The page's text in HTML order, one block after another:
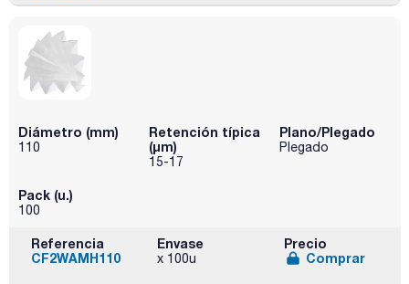
Diámetro (mm)
110
Retención típica
(µm)
15-17
Plano/Plegado
Plegado
Pack (u.)
100
Referencia
CF2WAMH110
Envase
x 100u
Precio
Comprar